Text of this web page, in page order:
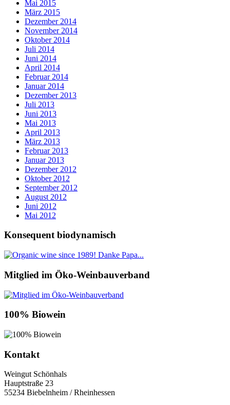
Mai 2015
März 2015
Dezember 2014
November 2014
Oktober 2014
Juli 2014
Juni 2014
April 2014
Februar 2014
Januar 2014
Dezember 2013
Juli 2013
Juni 2013
Mai 2013
April 2013
März 2013
Februar 2013
Januar 2013
Dezember 2012
Oktober 2012
September 2012
August 2012
Juni 2012
Mai 2012
Konsequent biodynamisch
Mitglied im Öko-Weinbauverband
100% Biowein
Kontakt
Weingut Schönhals
Hauptstraße 23
55234 Biebelnheim / Rheinhessen